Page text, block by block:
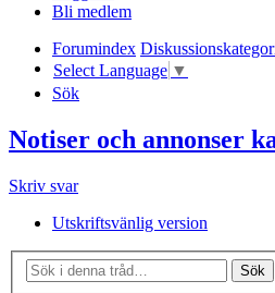
Bli medlem
Forumindex
Select Language ▼
Sök
Notiser och annonser
Skriv svar
Utskriftsvänlig version
Sök